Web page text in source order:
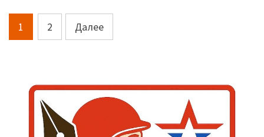
Пагинация
записей
1 2 Далее